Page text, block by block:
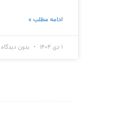
ادامه مطلب »
۱ دی ۱۴۰۴ بدون دیدگاه